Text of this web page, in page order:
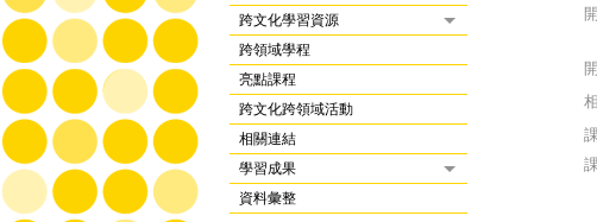
跨文化學習資源
跨領域學程
亮點課程
跨文化跨領域活動
相關連結
學習成果
資料彙整